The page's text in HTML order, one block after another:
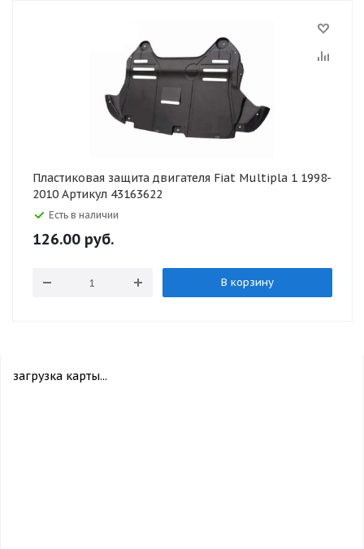
Пластиковая защита двигателя Fiat Multipla 1 1998-
2010 Артикул 43163622
Есть в наличии
126.00 руб.
В корзину
загрузка карты...